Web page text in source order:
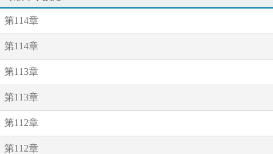
第114章
第114章
第113章
第113章
第112章
第112章